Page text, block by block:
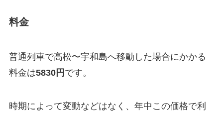
料金
普通列車で高松〜宇和島へ移動した場合にかかる
料金は5830円 です。
時期によって変動などはなく、年中この価格で利